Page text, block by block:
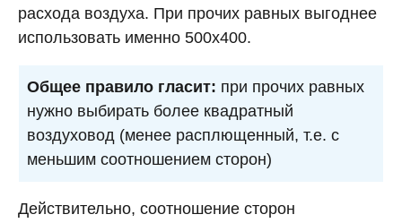
расхода воздуха. При прочих равных выгоднее
использовать именно 500х400.
Общее правило гласит: при прочих равных
нужно выбирать более квадратный
воздуховод (менее расплющенный, т.е. с
меньшим соотношением сторон)
Действительно, соотношение сторон